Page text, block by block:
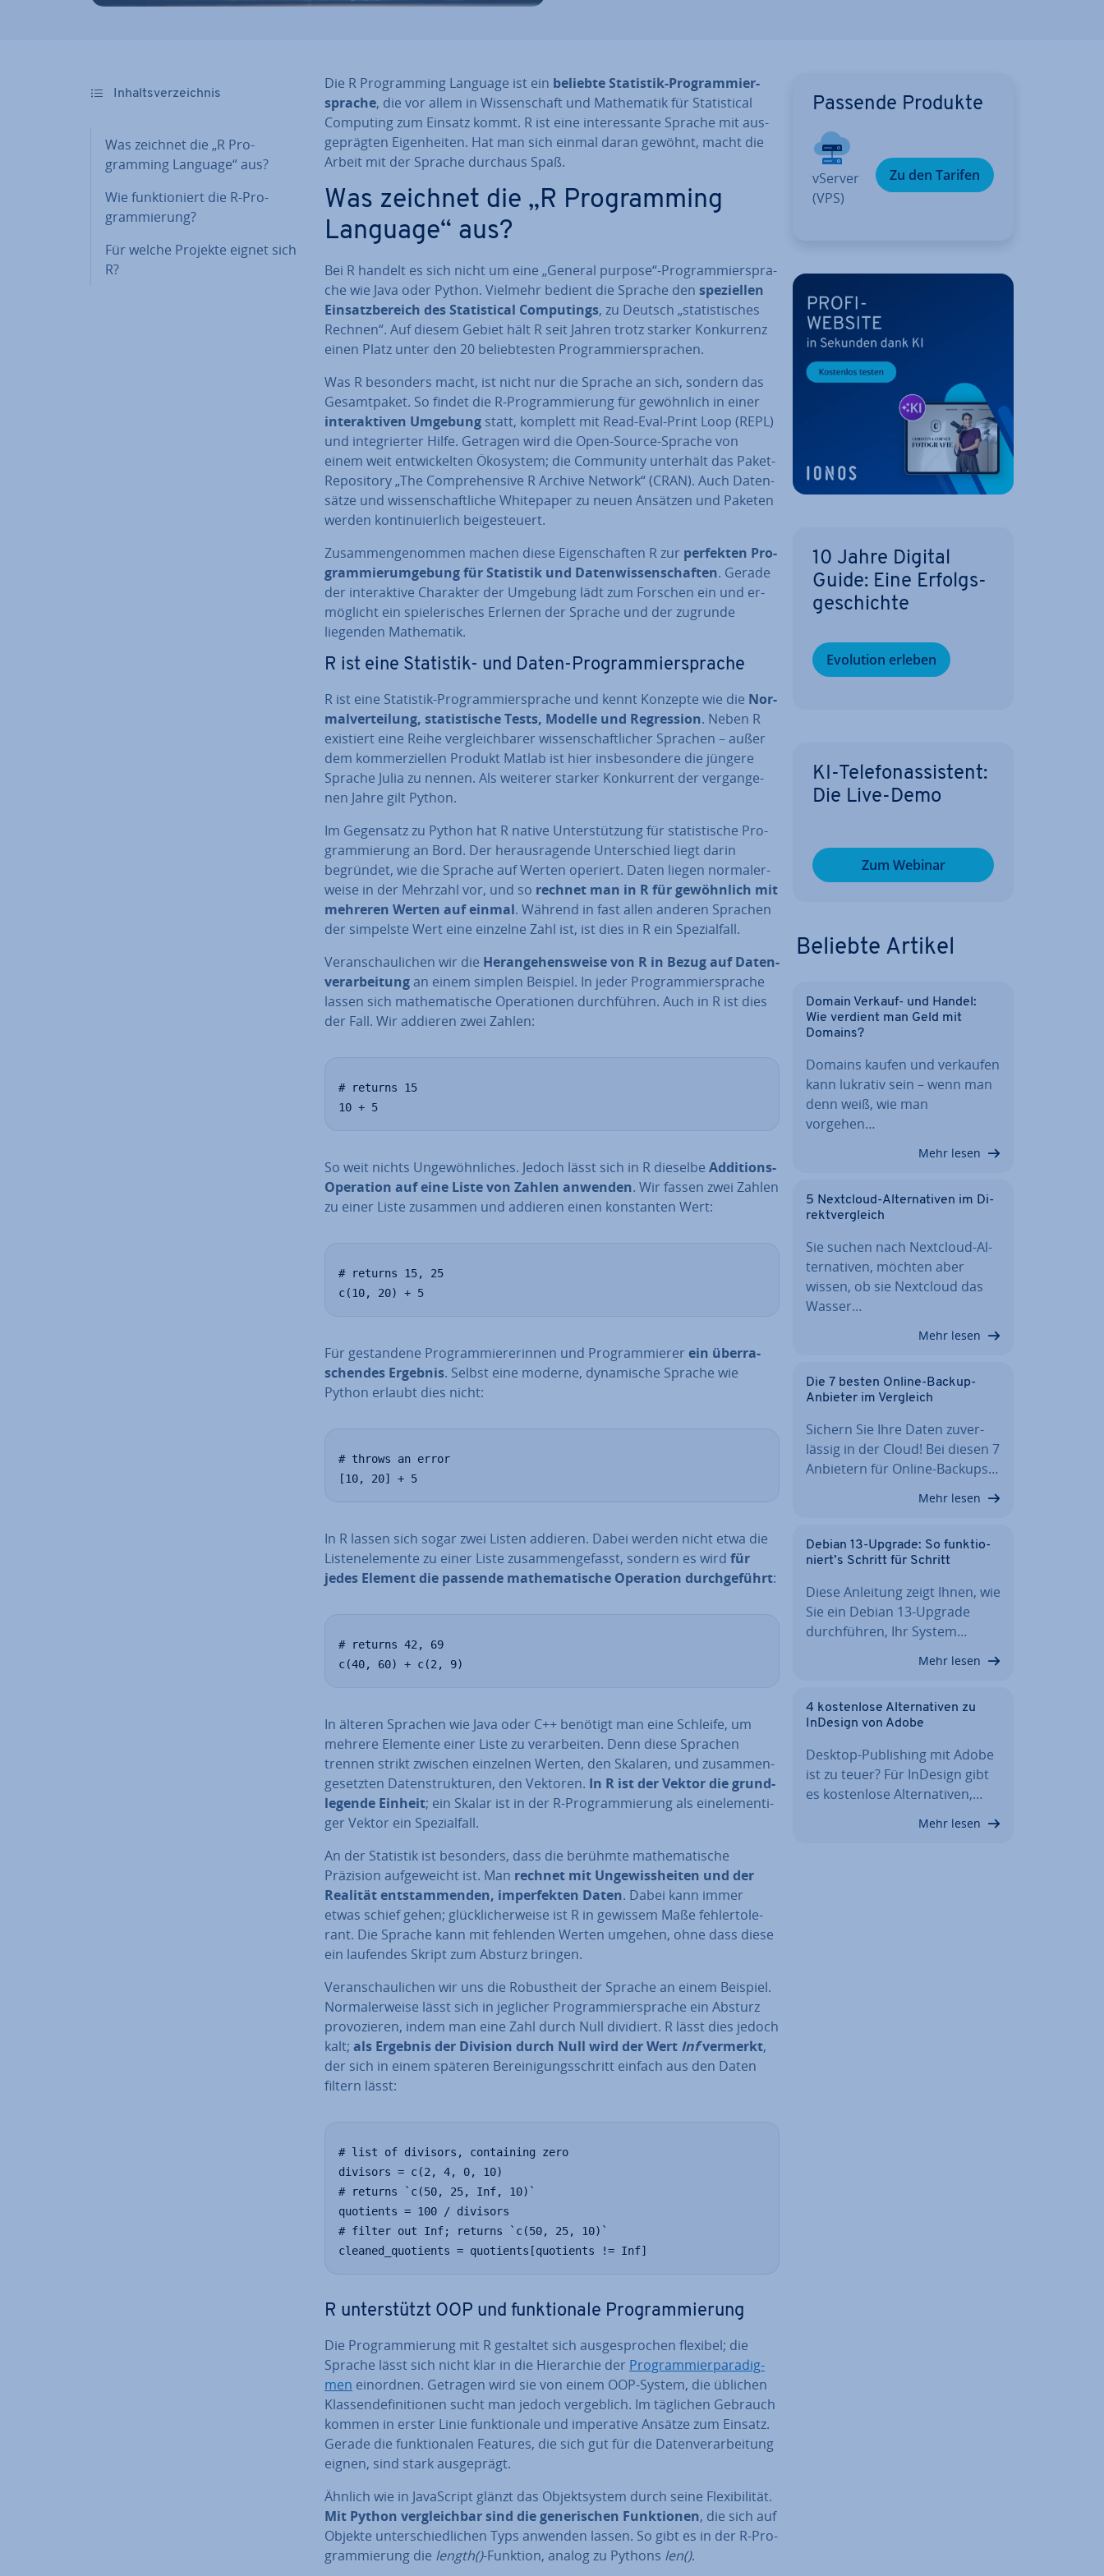
In­halts­ver­zeich­nis
Was zeichnet die „R Pro­
gramming Language“ aus?
Wie funk­tio­niert die R-Pro­
gram­mie­rung?
Für welche Projekte eignet sich
R?
Die R Pro­gramming Language ist ein beliebte Statistik-Pro­gram­mier­
spra­che, die vor allem in Wis­sen­schaft und Ma­the­ma­tik für Sta­tis­ti­cal
Computing zum Einsatz kommt. R ist eine in­ter­es­san­te Sprache mit aus­
ge­präg­ten Ei­gen­hei­ten. Hat man sich einmal daran gewöhnt, macht die
Arbeit mit der Sprache durchaus Spaß.
Was zeichnet die „R Pro­gramming
Language“ aus?
Bei R handelt es sich nicht um eine „General purpose“-Pro­gram­mier­spra­
che wie Java oder Python. Vielmehr bedient die Sprache den spe­zi­el­len
Ein­satz­be­reich des Sta­tis­ti­cal Com­pu­tings, zu Deutsch „sta­tis­ti­sches
Rechnen“. Auf diesem Gebiet hält R seit Jahren trotz starker Kon­kur­renz
einen Platz unter den 20 be­lieb­tes­ten Pro­gram­mier­spra­chen.
Was R besonders macht, ist nicht nur die Sprache an sich, sondern das
Ge­samt­pa­ket. So findet die R-Pro­gram­mie­rung für ge­wöhn­lich in einer
in­ter­ak­ti­ven Umgebung statt, komplett mit Read-Eval-Print Loop (REPL)
und in­te­grier­ter Hilfe. Getragen wird die Open-Source-Sprache von
einem weit ent­wi­ckel­ten Ökosystem; die Community unterhält das Paket-
Re­po­si­to­ry „The Com­pre­hen­si­ve R Archive Network“ (CRAN). Auch Da­ten­
sät­ze und wis­sen­schaft­li­che White­pa­per zu neuen Ansätzen und Paketen
werden kon­ti­nu­ier­lich bei­gesteu­ert.
Zu­sam­men­ge­nom­men machen diese Ei­gen­schaf­ten R zur perfekten Pro­
gram­mier­um­ge­bung für Statistik und Da­ten­wis­sen­schaf­ten. Gerade
der in­ter­ak­ti­ve Charakter der Umgebung lädt zum Forschen ein und er­
mög­licht ein spie­le­ri­sches Erlernen der Sprache und der zugrunde
liegenden Ma­the­ma­tik.
R ist eine Statistik- und Daten-Pro­gram­mier­spra­che
R ist eine Statistik-Pro­gram­mier­spra­che und kennt Konzepte wie die Nor­
mal­ver­tei­lung, sta­tis­ti­sche Tests, Modelle und Re­gres­si­on. Neben R
existiert eine Reihe ver­gleich­ba­rer wis­sen­schaft­li­cher Sprachen – außer
dem kom­mer­zi­el­len Produkt Matlab ist hier ins­be­son­de­re die jüngere
Sprache Julia zu nennen. Als weiterer starker Kon­kur­rent der ver­gan­ge­
nen Jahre gilt Python.
Im Gegensatz zu Python hat R native Un­ter­stüt­zung für sta­tis­ti­sche Pro­
gram­mie­rung an Bord. Der her­aus­ra­gen­de Un­ter­schied liegt darin
begründet, wie die Sprache auf Werten operiert. Daten liegen nor­ma­ler­
wei­se in der Mehrzahl vor, und so rechnet man in R für ge­wöhn­lich mit
mehreren Werten auf einmal. Während in fast allen anderen Sprachen
der simpelste Wert eine einzelne Zahl ist, ist dies in R ein Spe­zi­al­fall.
Ver­an­schau­li­chen wir die Her­an­ge­hens­wei­se von R in Bezug auf Da­ten­
ver­ar­bei­tungan einem simplen Beispiel. In jeder Pro­gram­mier­spra­che
lassen sich ma­the­ma­ti­sche Ope­ra­tio­nen durch­füh­ren. Auch in R ist dies
der Fall. Wir addieren zwei Zahlen:
# returns 15
10 + 5
So weit nichts Un­ge­wöhn­li­ches. Jedoch lässt sich in R dieselbe Additions-
Operation auf eine Liste von Zahlen anwenden. Wir fassen zwei Zahlen
zu einer Liste zusammen und addieren einen kon­stan­ten Wert:
# returns 15, 25
c(10, 20) + 5
Für ge­stan­de­ne Pro­gram­mie­re­rin­nen und Pro­gram­mie­rer ein über­ra­
schen­des Ergebnis. Selbst eine moderne, dy­na­mi­sche Sprache wie
Python erlaubt dies nicht:
# throws an error
[10, 20] + 5
In R lassen sich sogar zwei Listen addieren. Dabei werden nicht etwa die
Lis­ten­ele­men­te zu einer Liste zu­sam­men­ge­fasst, sondern es wird für
jedes Element die passende ma­the­ma­ti­sche Operation durch­ge­führt:
# returns 42, 69
c(40, 60) + c(2, 9)
In älteren Sprachen wie Java oder C++ benötigt man eine Schleife, um
mehrere Elemente einer Liste zu ver­ar­bei­ten. Denn diese Sprachen
trennen strikt zwischen einzelnen Werten, den Skalaren, und zu­sam­men­
ge­setz­ten Da­ten­struk­tu­ren, den Vektoren. In R ist der Vektor die grund­
le­gen­de Einheit; ein Skalar ist in der R-Pro­gram­mie­rung als ein­ele­men­ti­
ger Vektor ein Spe­zi­al­fall.
An der Statistik ist besonders, dass die berühmte ma­the­ma­ti­sche
Präzision auf­ge­weicht ist. Man rechnet mit Un­ge­wiss­hei­ten und der
Realität ent­stam­men­den, im­per­fek­ten Daten. Dabei kann immer
etwas schief gehen; glück­li­cher­wei­se ist R in gewissem Maße feh­ler­to­le­
rant. Die Sprache kann mit fehlenden Werten umgehen, ohne dass diese
ein laufendes Skript zum Absturz bringen.
Ver­an­schau­li­chen wir uns die Ro­bust­heit der Sprache an einem Beispiel.
Nor­ma­ler­wei­se lässt sich in jeglicher Pro­gram­mier­spra­che ein Absturz
pro­vo­zie­ren, indem man eine Zahl durch Null dividiert. R lässt dies jedoch
kalt; als Ergebnis der Division durch Null wird der Wert Infvermerkt,
der sich in einem späteren Be­rei­ni­gungs­schritt einfach aus den Daten
filtern lässt:
# list of divisors, containing zero
divisors = c(2, 4, 0, 10)
# returns `c(50, 25, Inf, 10)`
quotients = 100 / divisors
# filter out Inf; returns `c(50, 25, 10)`
cleaned_quotients = quotients[quotients != Inf]
R un­ter­stützt OOP und funk­tio­na­le Pro­gram­mie­rung
Die Pro­gram­mie­rung mit R gestaltet sich aus­ge­spro­chen flexibel; die
Sprache lässt sich nicht klar in die Hier­ar­chie der Pro­gram­mier­pa­ra­dig­
men einordnen. Getragen wird sie von einem OOP-System, die üblichen
Klas­sen­de­fi­ni­tio­nen sucht man jedoch ver­geb­lich. Im täglichen Gebrauch
kommen in erster Linie funk­tio­na­le und im­pe­ra­ti­ve Ansätze zum Einsatz.
Gerade die funk­tio­na­len Features, die sich gut für die Da­ten­ver­ar­bei­tung
eignen, sind stark aus­ge­prägt.
Ähnlich wie in Ja­va­Script glänzt das Ob­jekt­sys­tem durch seine Fle­xi­bi­li­tät.
Mit Python ver­gleich­bar sind die ge­ne­ri­schen Funk­tio­nen, die sich auf
Objekte un­ter­schied­li­chen Typs anwenden lassen. So gibt es in der R-Pro­
gram­mie­rung die length()-Funktion, analog zu Pythons len().
Passende Produkte
vServer
(VPS)
Zu den Tarifen
10 Jahre Digital
Guide: Eine Er­folgs­
ge­schich­te
Evolution erleben
KI-Te­le­fon­as­sis­tent:
Die Live-Demo
Zum Webinar
Beliebte Artikel
Domain Verkauf- und Handel:
Wie verdient man Geld mit
Domains?
Domains kaufen und verkaufen
kann lukrativ sein – wenn man
denn weiß, wie man
vorgehen…
Mehr lesen
5 Nextcloud-Al­ter­na­ti­ven im Di­
rekt­ver­gleich
Sie suchen nach Nextcloud-Al­
ter­na­ti­ven, möchten aber
wissen, ob sie Nextcloud das
Wasser…
Mehr lesen
Die 7 besten Online-Backup-
Anbieter im Vergleich
Sichern Sie Ihre Daten zu­ver­
läs­sig in der Cloud! Bei diesen 7
Anbietern für Online-Backups…
Mehr lesen
Debian 13-Upgrade: So funk­tio­
niert’s Schritt für Schritt
Diese Anleitung zeigt Ihnen, wie
Sie ein Debian 13-Upgrade
durch­füh­ren, Ihr System…
Mehr lesen
4 kos­ten­lo­se Al­ter­na­ti­ven zu
InDesign von Adobe
Desktop-Pu­bli­shing mit Adobe
ist zu teuer? Für InDesign gibt
es kos­ten­lo­se Al­ter­na­ti­ven,…
Mehr lesen